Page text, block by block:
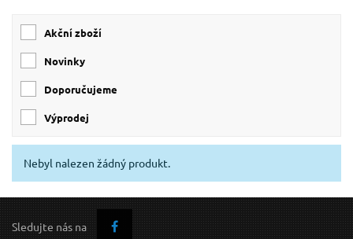
Akční zboží
Novinky
Doporučujeme
Výprodej
Nebyl nalezen žádný produkt.
Sledujte nás na